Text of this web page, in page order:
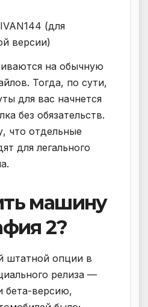
(для
версии)
на обычную
Тогда, по сути,
для вас начнется
без обязательств.
что отдельные
для легального
машину
2?
штатной опции в
релиза —
бета-версию,